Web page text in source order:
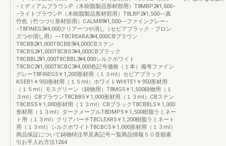
−ミディアムブラウンP（木樹脂製品形材部用）T8MBP2¥1,500−
−ライトブラウンP（木樹脂製品形材部用）T8LBP2¥1,500−−真
竹色（竹つづり形材部用）CALM89¥1,500−−ファイングレー−
−T8FINEG3¥4,000クリアーつや消し（セピアブラック・ブロン
ズつや消し用）−−T8CREARA3¥4,000CBブラウン
T8CBB2¥1,000T8CBB3¥4,000CBステン
T8CBS2¥1,000T8CBS3¥4,000CBブラック
T8CBBL2¥1,000T8CBBL3¥4,000シルクホワイト
T8CBC2¥1,000T8CBC3¥4,000色記号価格（１本）備考ファイン
グレーT8FINEG5￥1,200形材用（１３ml）セピアブラック
KSEB1￥950形材用（１５ml）ホワイトWHITE1￥950形材用
（１５ml）モスグリーン（鋳物用）T8MG5￥1,500鋳物用（１
３ml）CBブラウンT8CBB5￥1,000形材用（１３ml）CBステン
T8CBS5￥1,000形材用（１３ml）CBブラックT8CBBL5￥1,000
形材用（１３ml）ダークメープルT8DMP5￥1,500樹脂ラミネー
ト用（１３ml）クリアバーチT8CLEAR5￥1,200樹脂ラミネート
用（１３ml）シルクホワイトT8CBC5￥1,000形材用（１３ml）
商品保証について鋳物特注早見表記号一覧商品情報５０音順索
引お手入れ方法1264